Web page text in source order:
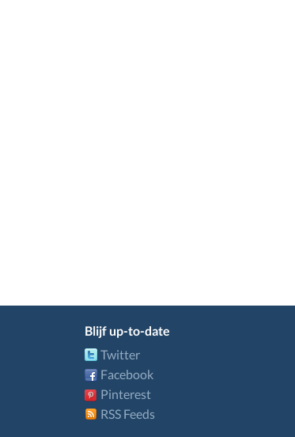
Blijf up-to-date
Twitter
Facebook
Pinterest
RSS Feeds